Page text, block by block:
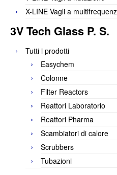
X-LINE Vagli a
3V Tech Glass P. S.
Tutti i prodotti
Easychem
Colonne
Filter Reactors
Reattori Laboratorio
Reattori Pharma
Scambiatori di calore
Scrubbers
Tubazioni